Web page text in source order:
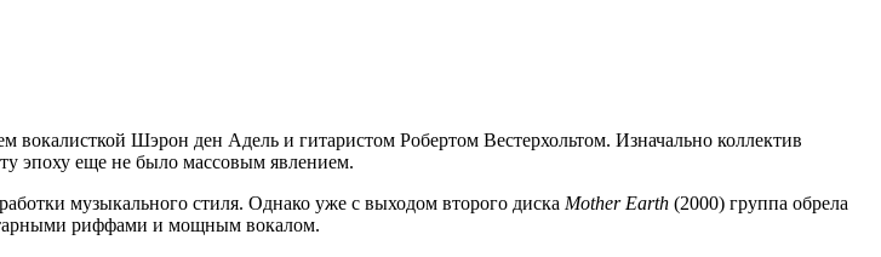
вокалисткой Шэрон ден Адель и гитаристом Робертом Вестерхольтом. Изначально коллектив
эпоху еще не было массовым явлением.
музыкального стиля. Однако уже с выходом второго диска Mother Earth (2000) группа обрела
риффами и мощным вокалом.